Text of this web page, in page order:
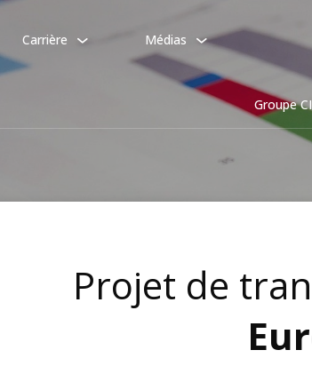
Carrière Médias
Groupe
Projet de